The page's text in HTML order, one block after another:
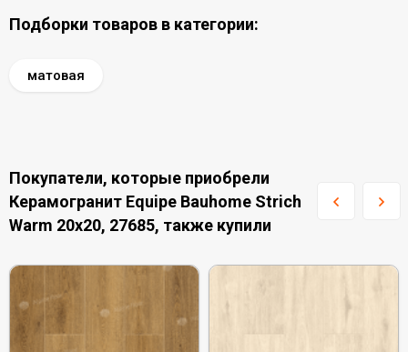
Подборки товаров в категории:
матовая
Покупатели, которые приобрели
Керамогранит Equipe Bauhome Strich
Warm 20x20, 27685, также купили